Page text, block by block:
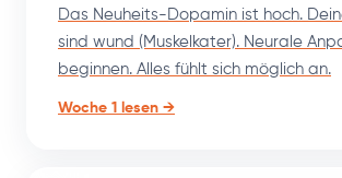
Das Neuheits-Dopamin ist hoch.
sind wund (Muskelkater). Neurale
beginnen. Alles fühlt sich möglich an.
Woche 1 lesen →